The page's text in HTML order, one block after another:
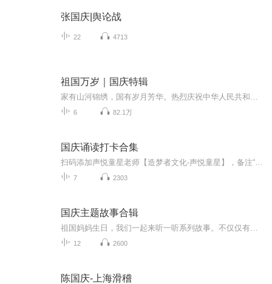
张国庆|舆论战
22 4713
祖国万岁｜国庆特辑
6 82.1万
国庆诵读打卡合集
7 2303
国庆主题故事合辑
12 2600
陈国庆-上海滑稽